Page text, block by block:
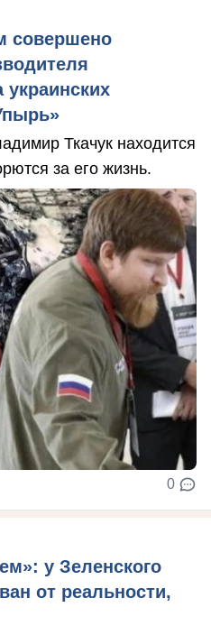
совершено
Ткачук находится
за его жизнь.
0
у Зеленского
от реальности,